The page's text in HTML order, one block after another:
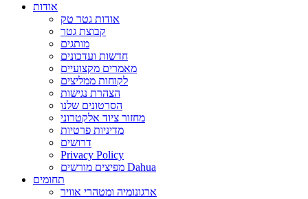
אודות
אודות גטר טק
קבוצת גטר
מותגים
חדשות ועדכונים
מאמרים מקצועיים
לקוחות ממליצים
הצהרת נגישות
הסרטונים שלנו
מחזור ציוד אלקטרוני
מדיניות פרטיות
דרושים
Privacy Policy
מפיצים מורשים Dahua
תחומים
ארגונומיה ומטהרי אוויר